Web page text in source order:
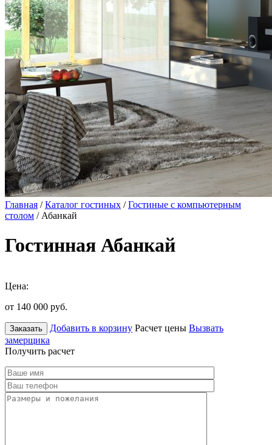
Главная /Каталог гостиных /Гостиные с компьютерным
столом / Абанкай
Гостинная Абанкай
Цена:
от 140 000 руб.
Заказать Добавить в корзину Расчет цены Вызвать
замерщика
Получить расчет